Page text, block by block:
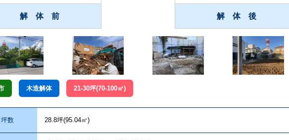
解 体 前 解 体 後
木造解体 21-30坪(70-100㎡)
坪数 28.8坪(95.04㎡)